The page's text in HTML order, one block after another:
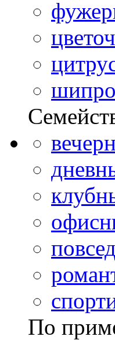
По